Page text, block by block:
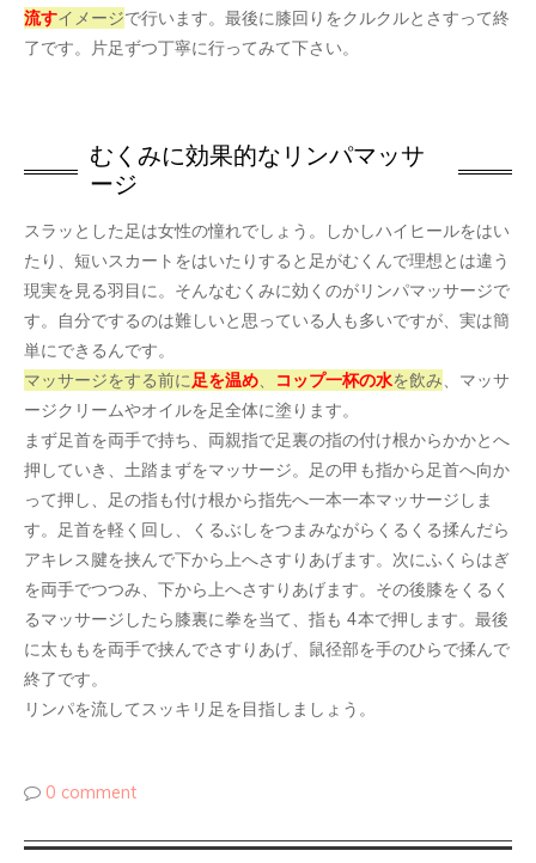
流すイメージで行います。最後に膝回りをクルクルとさすって終
了です。片足ずつ丁寧に行ってみて下さい。
むくみに効果的なリンパマッサ
ージ
スラッとした足は女性の憧れでしょう。しかしハイヒールをはい
たり、短いスカートをはいたりすると足がむくんで理想とは違う
現実を見る羽目に。そんなむくみに効くのがリンパマッサージで
す。自分でするのは難しいと思っている人も多いですが、実は簡
単にできるんです。
マッサージをする前に足を温め、 コップ一杯の水を飲み、マッサ
ージクリームやオイルを足全体に塗ります。
まず足首を両手で持ち、両親指で足裏の指の付け根からかかとへ
押していき、土踏まずをマッサージ。足の甲も指から足首へ向か
って押し、足の指も付け根から指先へ一本一本マッサージしま
す。足首を軽く回し、くるぶしをつまみながらくるくる揉んだら
アキレス腱を挟んで下から上へさすりあげます。次にふくらはぎ
を両手でつつみ、下から上へさすりあげます。その後膝をくるく
るマッサージしたら膝裏に拳を当て、指も 4本で押します。最後
に太ももを両手で挟んでさすりあげ、鼠径部を手のひらで揉んで
終了です。
リンパを流してスッキリ足を目指しましょう。
0 comment